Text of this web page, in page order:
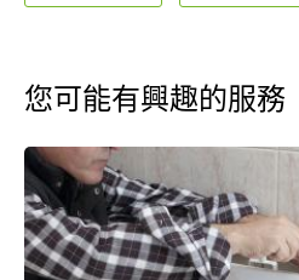
您可能有興趣的服務